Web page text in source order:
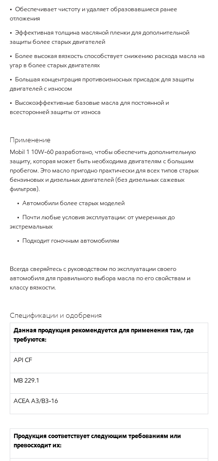
• Обеспечивает чистоту и удаляет образовавшиеся ранее
отложения
• Эффективная толщина масляной пленки для дополнительной
защиты более старых двигателей
• Более высокая вязкость способствует снижению расхода масла на
угар в более старых двигателях
• Большая концентрация противоизносных присадок для защиты
двигателей с износом
• Высокоэффективные базовые масла для постоянной и
всесторонней защиты от износа
Применение
Mobil 1 10W-60 разработано, чтобы обеспечить дополнительную
защиту, которая может быть необходима двигателям с большим
пробегом. Это масло пригодно практически для всех типов старых
бензиновых и дизельных двигателей (без дизельных сажевых
фильтров).
• Автомобили более старых моделей
• Почти любые условия эксплуатации: от умеренных до
экстремальных
• Подходит гоночным автомобилям
Всегда сверяйтесь с руководством по эксплуатации своего
автомобиля для правильного выбора масла по его свойствам и
классу вязкости.
Спецификации и одобрения
Данная продукция рекомендуется для применения там, где
требуются:
API CF
MB 229.1
ACEA A3/B3-16
Продукция соответствует следующим требованиям или
превосходит их: